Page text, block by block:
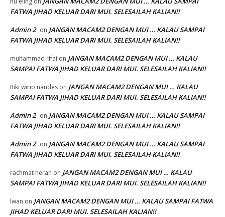
FATWA JIHAD KELUAR DARI MUI. SELESAILAH KALIAN!!
Admin 2 on JANGAN MACAM2 DENGAN MUI … KALAU SAMPAI
FATWA JIHAD KELUAR DARI MUI. SELESAILAH KALIAN!!
muhammad rifai on JANGAN MACAM2 DENGAN MUI … KALAU
SAMPAI FATWA JIHAD KELUAR DARI MUI. SELESAILAH KALIAN!!
Riki wirio nandes on JANGAN MACAM2 DENGAN MUI … KALAU
SAMPAI FATWA JIHAD KELUAR DARI MUI. SELESAILAH KALIAN!!
Admin 2 on JANGAN MACAM2 DENGAN MUI … KALAU SAMPAI
FATWA JIHAD KELUAR DARI MUI. SELESAILAH KALIAN!!
Admin 2 on JANGAN MACAM2 DENGAN MUI … KALAU SAMPAI
FATWA JIHAD KELUAR DARI MUI. SELESAILAH KALIAN!!
rachmat heran on JANGAN MACAM2 DENGAN MUI … KALAU
SAMPAI FATWA JIHAD KELUAR DARI MUI. SELESAILAH KALIAN!!
Iwan on JANGAN MACAM2 DENGAN MUI … KALAU SAMPAI FATWA
JIHAD KELUAR DARI MUI. SELESAILAH KALIAN!!